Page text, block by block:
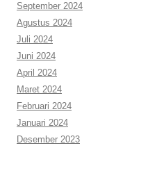
September 2024
Agustus 2024
Juli 2024
Juni 2024
April 2024
Maret 2024
Februari 2024
Januari 2024
Desember 2023